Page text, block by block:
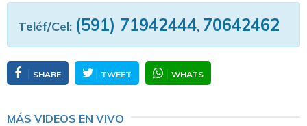
Teléf/Cel: (591) 71942444, 70642462
SHARE TWEET WHATS
MÁS VIDEOS EN VIVO